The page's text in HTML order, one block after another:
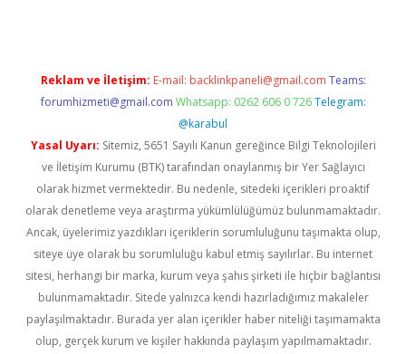
Reklam ve İletişim: E-mail: backlinkpaneli@gmail.com Teams:
forumhizmeti@gmail.com Whatsapp: 0262 606 0 726 Telegram:
@karabul
Yasal Uyarı: Sitemiz, 5651 Sayılı Kanun gereğince Bilgi Teknolojileri
ve İletişim Kurumu (BTK) tarafından onaylanmış bir Yer Sağlayıcı
olarak hizmet vermektedir. Bu nedenle, sitedeki içerikleri proaktif
olarak denetleme veya araştırma yükümlülüğümüz bulunmamaktadır.
Ancak, üyelerimiz yazdıkları içeriklerin sorumluluğunu taşımakta olup,
siteye üye olarak bu sorumluluğu kabul etmiş sayılırlar. Bu internet
sitesi, herhangi bir marka, kurum veya şahıs şirketi ile hiçbir bağlantısı
bulunmamaktadır. Sitede yalnızca kendi hazırladığımız makaleler
paylaşılmaktadır. Burada yer alan içerikler haber niteliği taşımamakta
olup, gerçek kurum ve kişiler hakkında paylaşım yapılmamaktadır.